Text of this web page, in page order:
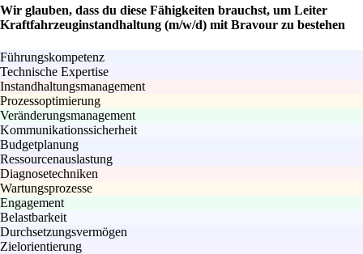
Wir glauben, dass du diese Fähigkeiten brauchst, um Leiter
Kraftfahrzeuginstandhaltung (m/w/d) mit Bravour zu bestehen
Führungskompetenz
Technische Expertise
Instandhaltungsmanagement
Prozessoptimierung
Veränderungsmanagement
Kommunikationssicherheit
Budgetplanung
Ressourcenauslastung
Diagnosetechniken
Wartungsprozesse
Engagement
Belastbarkeit
Durchsetzungsvermögen
Zielorientierung